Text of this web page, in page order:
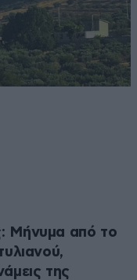
Μήνυμα από το
της